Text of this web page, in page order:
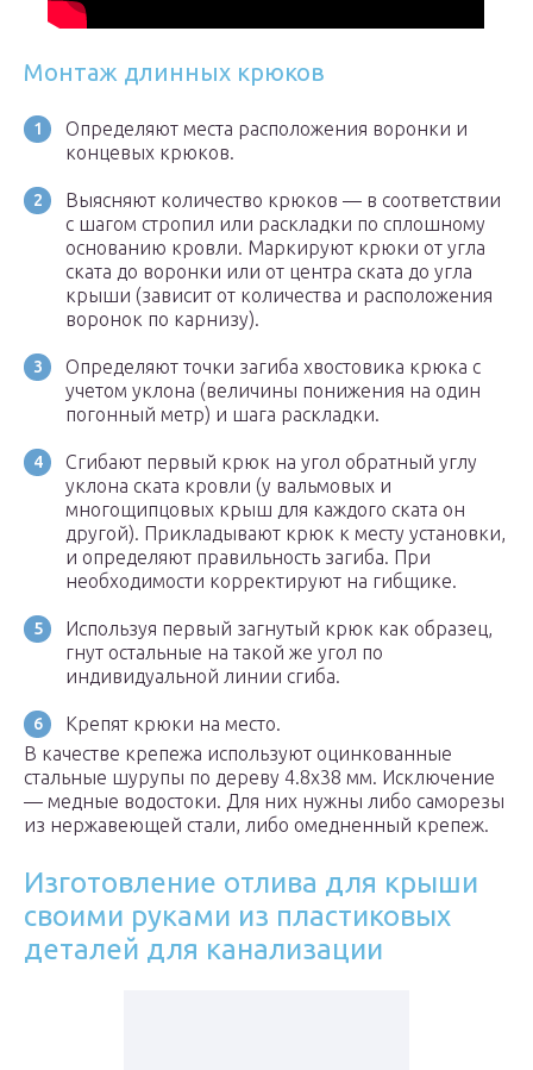
Монтаж длинных крюков
Определяют места расположения воронки и
концевых крюков.
Выясняют количество крюков — в соответствии
с шагом стропил или раскладки по сплошному
основанию кровли. Маркируют крюки от угла
ската до воронки или от центра ската до угла
крыши (зависит от количества и расположения
воронок по карнизу).
Определяют точки загиба хвостовика крюка с
учетом уклона (величины понижения на один
погонный метр) и шага раскладки.
Сгибают первый крюк на угол обратный углу
уклона ската кровли (у вальмовых и
многощипцовых крыш для каждого ската он
другой). Прикладывают крюк к месту установки,
и определяют правильность загиба. При
необходимости корректируют на гибщике.
Используя первый загнутый крюк как образец,
гнут остальные на такой же угол по
индивидуальной линии сгиба.
Крепят крюки на место.
В качестве крепежа используют оцинкованные
стальные шурупы по дереву 4.8х38 мм. Исключение
— медные водостоки. Для них нужны либо саморезы
из нержавеющей стали, либо омедненный крепеж.
Изготовление отлива для крыши
своими руками из пластиковых
деталей для канализации